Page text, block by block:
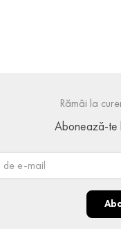
Rămâi la
Abonează-te